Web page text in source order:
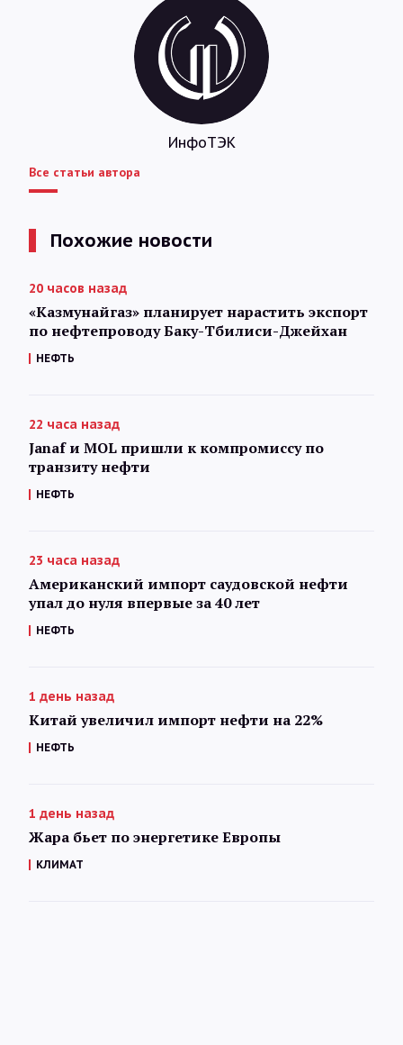
ИнфоТЭК
Все статьи автора
Похожие новости
20 часов назад
«Казмунайгаз» планирует нарастить экспорт
по нефтепроводу Баку-Тбилиси-Джейхан
НЕФТЬ
22 часа назад
Janaf и MOL пришли к компромиссу по
транзиту нефти
НЕФТЬ
23 часа назад
Американский импорт саудовской нефти
упал до нуля впервые за 40 лет
НЕФТЬ
1 день назад
Китай увеличил импорт нефти на 22%
НЕФТЬ
1 день назад
Жара бьет по энергетике Европы
КЛИМАТ